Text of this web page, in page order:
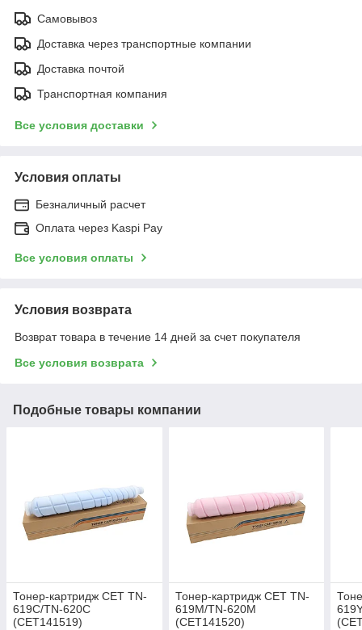
Самовывоз
Доставка через транспортные компании
Доставка почтой
Транспортная компания
Все условия доставки
Условия оплаты
Безналичный расчет
Оплата через Kaspi Pay
Все условия оплаты
Условия возврата
Возврат товара в течение 14 дней за счет покупателя
Все условия возврата
Подобные товары компании
Тонер-картридж CET TN-
619C/TN-620C
(CET141519)
Тонер-картридж CET TN-
619M/TN-620M
(CET141520)